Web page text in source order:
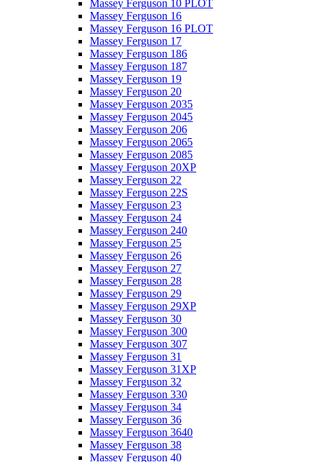
Massey Ferguson 10 PLOT
Massey Ferguson 16
Massey Ferguson 16 PLOT
Massey Ferguson 17
Massey Ferguson 186
Massey Ferguson 187
Massey Ferguson 19
Massey Ferguson 20
Massey Ferguson 2035
Massey Ferguson 2045
Massey Ferguson 206
Massey Ferguson 2065
Massey Ferguson 2085
Massey Ferguson 20XP
Massey Ferguson 22
Massey Ferguson 22S
Massey Ferguson 23
Massey Ferguson 24
Massey Ferguson 240
Massey Ferguson 25
Massey Ferguson 26
Massey Ferguson 27
Massey Ferguson 28
Massey Ferguson 29
Massey Ferguson 29XP
Massey Ferguson 30
Massey Ferguson 300
Massey Ferguson 307
Massey Ferguson 31
Massey Ferguson 31XP
Massey Ferguson 32
Massey Ferguson 330
Massey Ferguson 34
Massey Ferguson 36
Massey Ferguson 3640
Massey Ferguson 38
Massey Ferguson 40